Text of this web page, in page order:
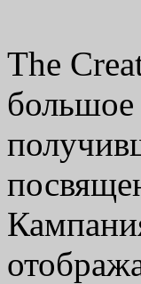
The
большое